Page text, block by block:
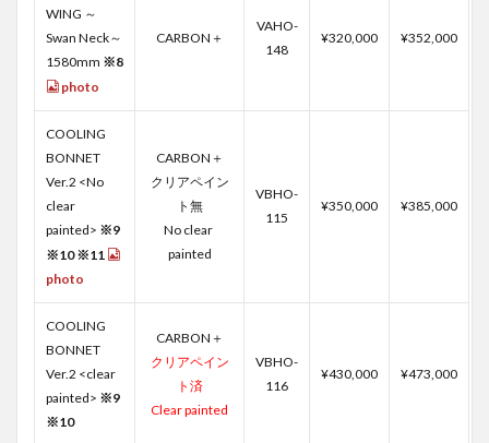
WING ～
Swan Neck～
1580mm ※8
photo
CARBON＋
VAHO-
148
¥320,000 ¥352,000
COOLING
BONNET
Ver.2 <No
clear
painted> ※9
※10※11
photo
CARBON＋
クリアペイン
ト無
No clear
painted
VBHO-
115
¥350,000 ¥385,000
COOLING
BONNET
Ver.2 <clear
painted> ※9
※10
CARBON＋
クリアペイン
ト済
Clear painted
VBHO-
116
¥430,000 ¥473,000